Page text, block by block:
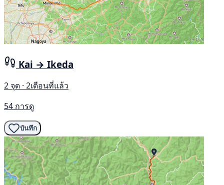
Kai → Ikeda
2 จุด · 2เดือนที่แล้ว
54 การดู
บันทึก